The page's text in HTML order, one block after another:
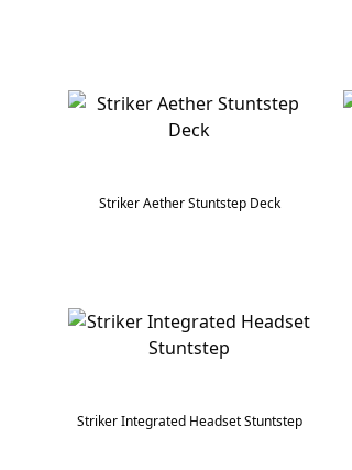
Striker Aether Stuntstep Deck
Striker Integrated Headset Stuntstep